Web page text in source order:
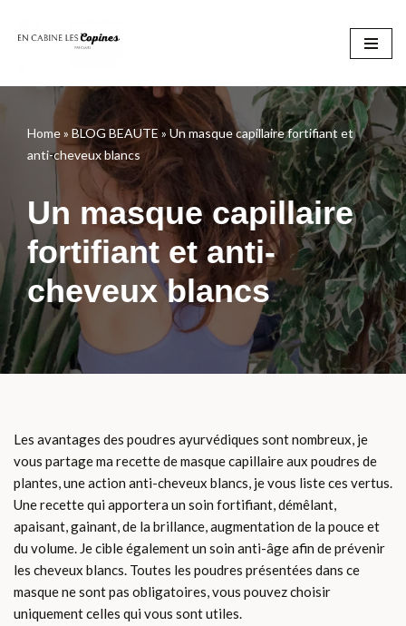
contenu
Home» BLOG BEAUTE » Un masque capillaire fortifiant et
anti-cheveux blancs
Un masque capillaire
fortifiant et anti-
cheveux blancs
Les avantages des poudres ayurvédiques sont nombreux, je
vous partage ma recette de masque capillaire aux poudres de
plantes, une action anti-cheveux blancs, je vous liste ces vertus.
Une recette qui apportera un soin fortifiant, démêlant,
apaisant, gainant, de la brillance, augmentation de la pouce et
du volume. Je cible également un soin anti-âge afin de prévenir
les cheveux blancs. Toutes les poudres présentées dans ce
masque ne sont pas obligatoires, vous pouvez choisir
uniquement celles qui vous sont utiles.